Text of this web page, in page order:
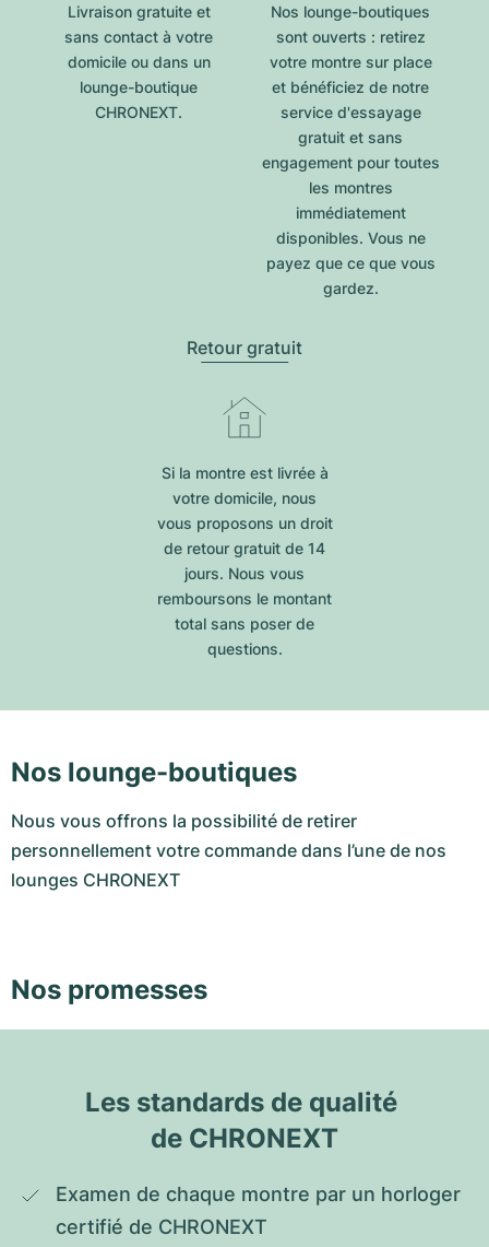
Livraison gratuite et
sans contact à votre
domicile ou dans un
lounge-boutique
CHRONEXT.
Nos lounge-boutiques
sont ouverts : retirez
votre montre sur place
et bénéficiez de notre
service d'essayage
gratuit et sans
engagement pour toutes
les montres
immédiatement
disponibles. Vous ne
payez que ce que vous
gardez.
Retour gratuit
Si la montre est livrée à
votre domicile, nous
vous proposons un droit
de retour gratuit de 14
jours. Nous vous
remboursons le montant
total sans poser de
questions.
Nos lounge-boutiques
Nous vous offrons la possibilité de retirer
personnellement votre commande dans l’une de nos
lounges CHRONEXT
Nos promesses
Les standards de qualité
de CHRONEXT
Examen de chaque montre par un horloger
certifié de CHRONEXT